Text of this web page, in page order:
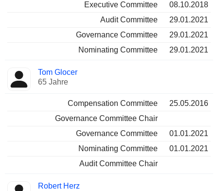
Executive Committee
08.10.2018
Audit Committee
29.01.2021
Governance Committee
29.01.2021
Nominating Committee
29.01.2021
Tom Glocer
65 Jahre
Compensation Committee
25.05.2016
Governance Committee Chair
Governance Committee
01.01.2021
Nominating Committee
01.01.2021
Audit Committee Chair
Robert Herz